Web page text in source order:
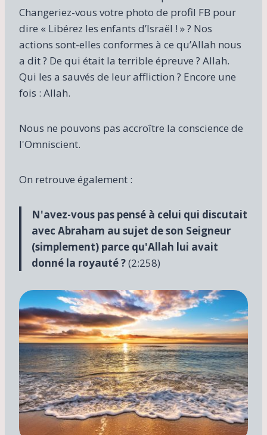
Changeriez-vous votre photo de profil FB pour
dire « Libérez les enfants d’Israël ! » ? Nos
actions sont-elles conformes à ce qu’Allah nous
a dit ? De qui était la terrible épreuve ? Allah.
Qui les a sauvés de leur affliction ? Encore une
fois : Allah.
Nous ne pouvons pas accroître la conscience de
l'Omniscient.
On retrouve également :
N'avez-vous pas pensé à celui qui discutait
avec Abraham au sujet de son Seigneur
(simplement) parce qu'Allah lui avait
donné la royauté ?(2:258)